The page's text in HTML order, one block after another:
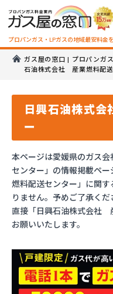
プロパンガス・LPガスの地域最安料金
ガス屋の窓口 | プロパンガ
石油株式会社 産業燃料配
日興石油株式
ー
本ページは愛媛県のガス
センター」の情報掲載ペ
燃料配送センター」に関
りません。予めご了承くだ
直接「日興石油株式会社
お願いいたします。